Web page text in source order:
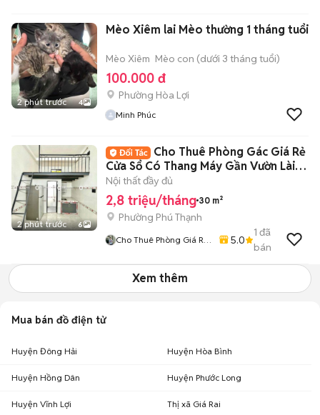
2 phút trước 4
Mèo Xiêm lai Mèo thường 1 tháng tuổi
Mèo Xiêm Mèo con (dưới 3 tháng tuổi)
100.000 đ
Phường Hòa Lợi
Minh Phúc
2 phút trước 6
Cho Thuê Phòng Gác Giá Rẻ
Cửa Sổ Có Thang Máy Gần Vườn Lài
Phú Thọ Hoà
Nội thất đầy đủ
2,8 triệu/tháng 30 m²
Phường Phú Thạnh
Cho Thuê Phòng Giá Rẻ
5.0
1 đã
bán
Xem thêm
Mua bán đồ điện tử
Huyện Đông Hải Huyện Hòa Bình
Huyện Hồng Dân Huyện Phước Long
Huyện Vĩnh Lợi Thị xã Giá Rai